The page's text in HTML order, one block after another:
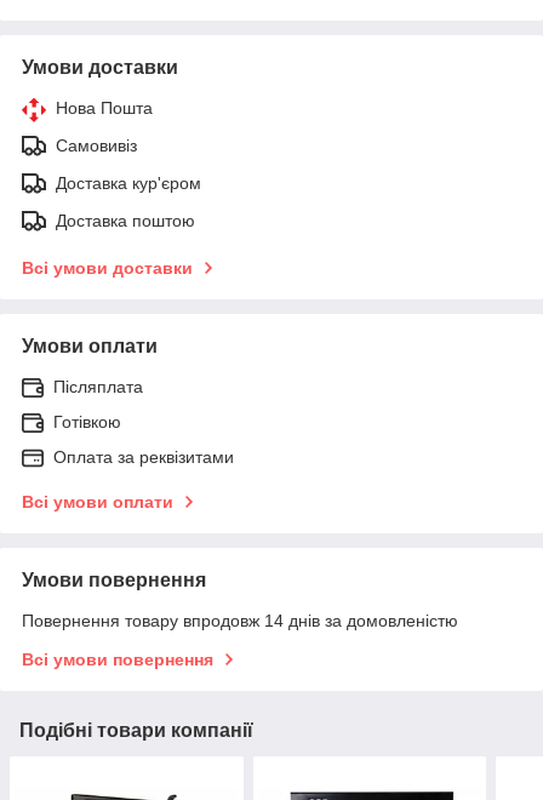
Умови доставки
Нова Пошта
Самовивіз
Доставка кур'єром
Доставка поштою
Всі умови доставки
Умови оплати
Післяплата
Готівкою
Оплата за реквізитами
Всі умови оплати
Умови повернення
Повернення товару впродовж 14 днів за домовленістю
Всі умови повернення
Подібні товари компанії